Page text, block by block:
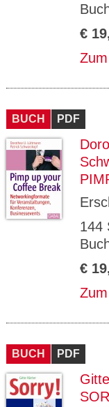
€
BUCH PDF
144
€
BUCH PDF